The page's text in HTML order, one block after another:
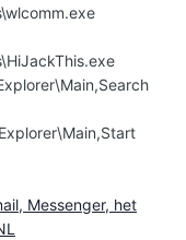
Messenger, het